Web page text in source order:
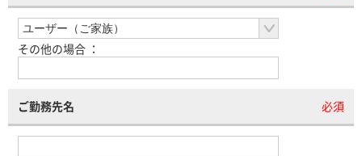
その他の場合 ：
ご勤務先名 必須